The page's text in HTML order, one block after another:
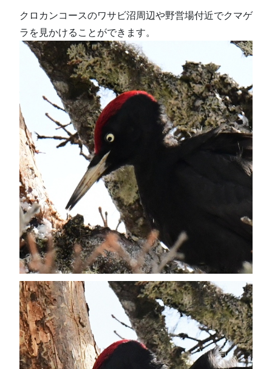
クロカンコースのワサビ沼周辺や野営場付近でクマゲ
ラを見かけることができます。